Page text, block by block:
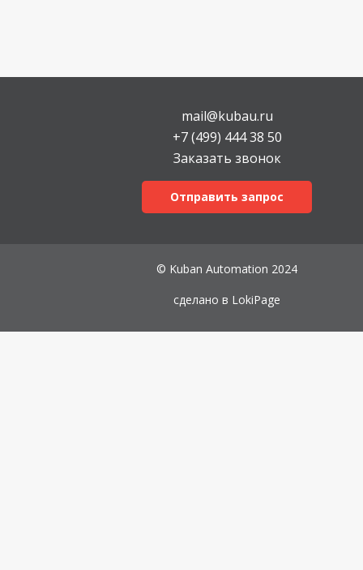
mail@kubau.ru
+7 (499) 444 38 50
Заказать звонок
Отправить запрос
© Kuban Automation 2024
сделано в LokiPage